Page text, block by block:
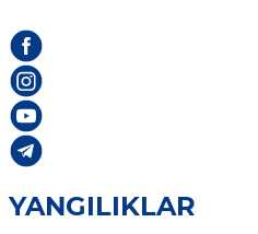
YANGILIKLAR